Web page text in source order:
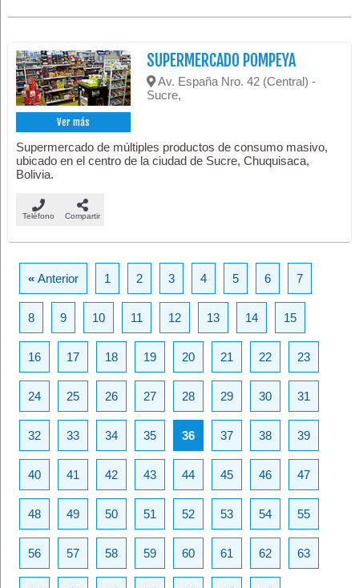
Ver más
SUPERMERCADO POMPEYA
Av. España Nro. 42 (Central) -
Sucre,
Supermercado de múltiples productos de consumo masivo,
ubicado en el centro de la ciudad de Sucre, Chuquisaca,
Bolivia.
Teléfono Compartir
«Anterior 1 2 3 4 5 6 7
8 9 10 11 12 13 14 15
16 17 18 19 20 21 22 23
24 25 26 27 28 29 30 31
32 33 34 35 36 37 38 39
40 41 42 43 44 45 46 47
48 49 50 51 52 53 54 55
56 57 58 59 60 61 62 63